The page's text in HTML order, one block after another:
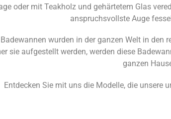
oder mit Teakholz und gehärtetem Glas
anspruchsvollste Auge
wurden in der ganzen Welt in
sie aufgestellt werden, werden diese
ganzen
Entdecken Sie mit uns die Modelle, die unsere